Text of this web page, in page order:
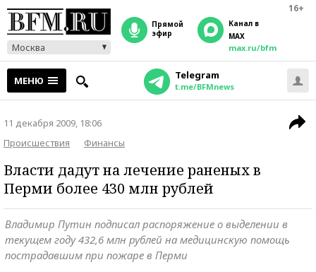
16+
Москва
прямой
эфир
Канал в
MAX
max.ru/bfm
МЕНЮ Telegram
t.me/BFMnews
11 декабря 2009, 18:06
Происшествия
Финансы
Власти дадут на лечение раненых в
Перми более 430 млн рублей
Владимир Путин подписал распоряжение о выделении в
текущем году 432,6 млн рублей на медицинскую помощь
пострадавшим при пожаре в Перми